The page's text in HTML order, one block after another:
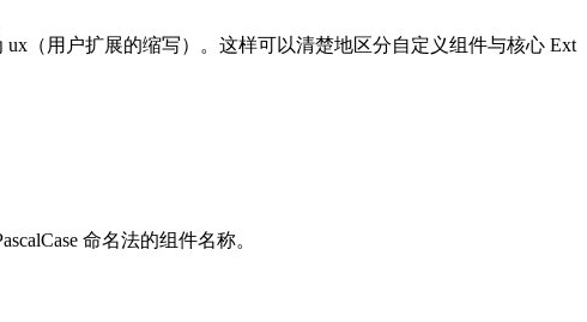
（用户扩展的缩写）。这样可以清楚地区分自定义组件与核心 Ext
命名法的组件名称。